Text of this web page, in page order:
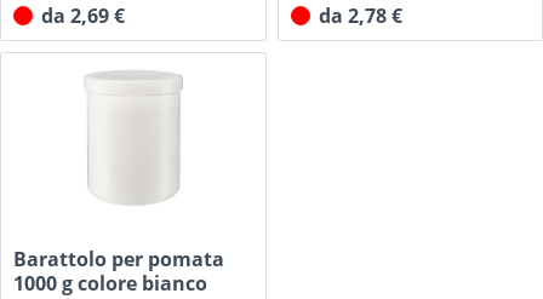
da 2,69 € da 2,78 €
Barattolo per pomata
1000 g colore bianco